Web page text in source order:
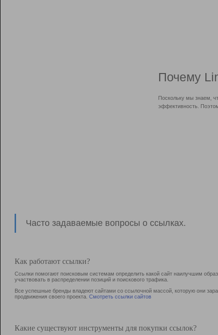
Почему
Поскольку мы знаем,
эффективность.
Часто задаваемые вопросы о ссылках.
Как работают ссылки?
Ссылки помогают поисковым системам определить какой сайт наилучшим
участвовать в раcпределении позиций и поискового трафика.
Все успешные бренды владеют сайтами со ссылочной массой, которую они
продвижения своего проекта. Смотреть ссылки сайтов
Какие существуют инструменты для покупки ссылок?